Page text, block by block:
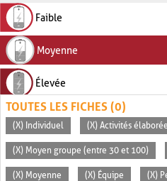
Faible
Moyenne
Élevée
TOUTES LES FICHES (0)
(X) Individuel (X) Activités
(X) Moyen groupe (entre 30 et 100)
(X) Moyenne (X) Équipe (X)